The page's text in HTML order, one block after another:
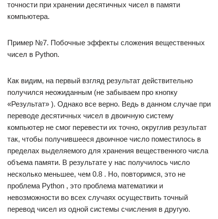
точности при хранении десятичных чисел в памяти
компьютера.
Пример №7. Побочные эффекты сложения вещественных
чисел в Python.
Как видим, на первый взгляд результат действительно
получился неожиданным (не забываем про кнопку
«Результат» ). Однако все верно. Ведь в данном случае при
переводе десятичных чисел в двоичную систему
компьютер не смог перевести их точно, округлив результат
так, чтобы получившееся двоичное число поместилось в
пределах выделяемого для хранения вещественного числа
объема памяти. В результате у нас получилось число
несколько меньшее, чем 0.8 . Но, повторимся, это не
проблема Python , это проблема математики и
невозможности во всех случаях осуществить точный
перевод чисел из одной системы счисления в другую.